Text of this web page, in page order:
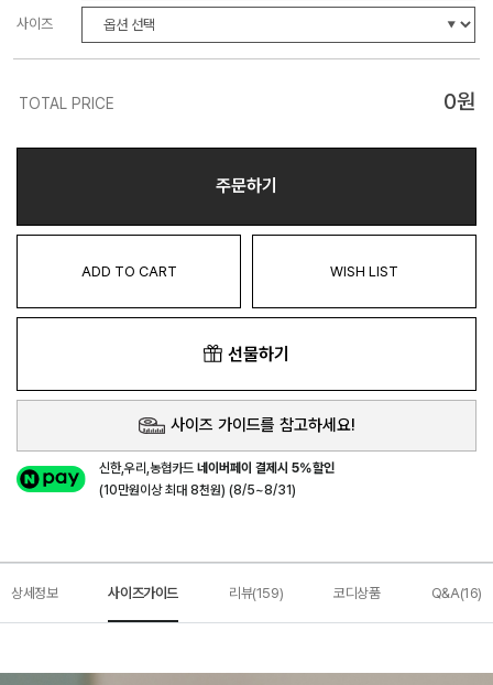
사이즈
TOTAL PRICE 0원
주문하기
ADD TO CART WISH LIST
선물하기
사이즈 가이드를 참고하세요!
신한,우리,농협카드네이버페이 결제시 5%할인
(10만원이상 최대 8천원) (8/5~8/31)
상세정보 사이즈가이드 리뷰(159) 코디상품 Q&A(16)